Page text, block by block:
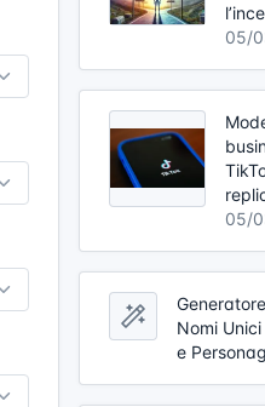
05/
05/
Nomi
e